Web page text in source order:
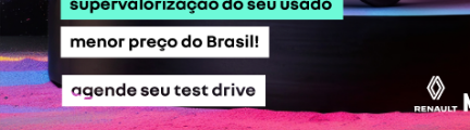
Aceleração (0-100 km/h):
Transmissão:Manual de 6 velocidades
Tração:Dianteira